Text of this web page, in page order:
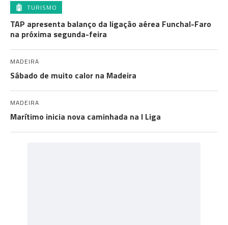
TURISMO
TAP apresenta balanço da ligação aérea Funchal-Faro
na próxima segunda-feira
MADEIRA
Sábado de muito calor na Madeira
MADEIRA
Marítimo inicia nova caminhada na I Liga